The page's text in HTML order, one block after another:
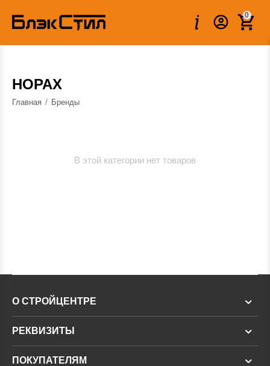
0
HOPAX
Главная / Бренды
В этой категории нет товаров
О СТРОЙЦЕНТРЕ
РЕКВИЗИТЫ
ПОКУПАТЕЛЯМ